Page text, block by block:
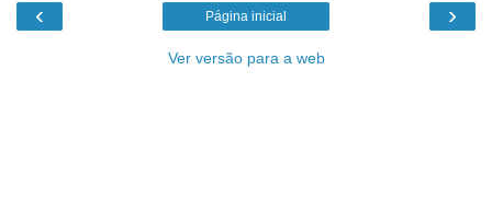
‹ ›
Página inicial
Ver versão para a web